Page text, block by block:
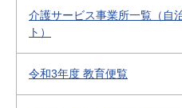
介護サービス事業所一覧（自
ト）
令和3年度 教育便覧